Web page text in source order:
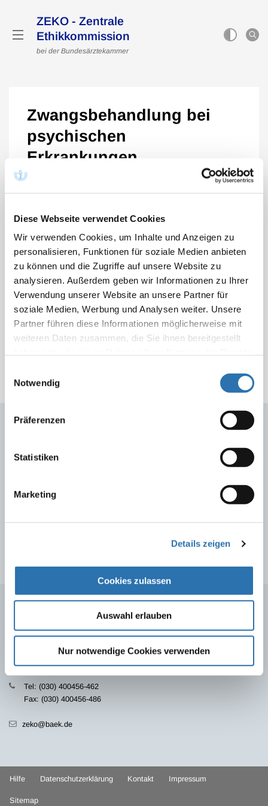
Diese Webseite verwendet Cookies
Wir verwenden Cookies, um Inhalte und Anzeigen zu
personalisieren, Funktionen für soziale Medien anbieten
zu können und die Zugriffe auf unsere Website zu
analysieren. Außerdem geben wir Informationen zu Ihrer
Verwendung unserer Website an unsere Partner für
soziale Medien, Werbung und Analysen weiter. Unsere
Partner führen diese Informationen möglicherweise mit
weiteren Daten zusammen, die Sie ihnen bereitgestellt
Cookies, wenn Sie unsere Webseite weiterhin
Notwendig
Präferenzen
Statistiken
Marketing
Details zeigen
Cookies zulassen
Auswahl erlauben
Nur notwendige Cookies verwenden
ZEKO - Zentrale
Ethikkommission
bei der Bundesärztekammer
Zwangsbehandlung bei
psychischen
Erkrankungen
Stellungnahme der Zentralen Kommission zur
ihren Grenzgebieten (Zentrale Ethikkommission)
bei der Bundesärztekammer: Zwangsbehandlung
bei psychischen Erkrankungen
Die Stellungnahmen der ZEKO sind im zeitlichen
Kontext ihrer Entstehung zu betrachten und basieren
auf den zu diesem Zeitpunkt bestehenden
Erkenntnissen der Wissenschaft und geltenden
Bestimmungen.
Zentrale Ethikkommission
Geschäftsstelle bei der Bundesärztekammer
Herbert-Lewin-Platz 1, 10623 Berlin
Tel: (030) 400456-462
Fax: (030) 400456-486
zeko@baek.de
Hilfe Datenschutzerklärung Kontakt Impressum
Sitemap